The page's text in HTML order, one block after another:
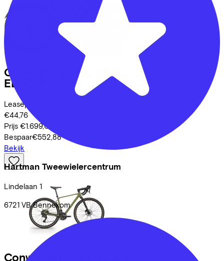
Hartman Tweewielercentrum
Lindelaan 1
6721 VB Bennekom
Cube
NULANE C:62 SLX FE
ELECTRICBLUE/BLUE (2026)
Leaseprijs p/m vanaf
€44,76
Prijs €1.699,00
Bespaar€552,88
Bekijk
Conway